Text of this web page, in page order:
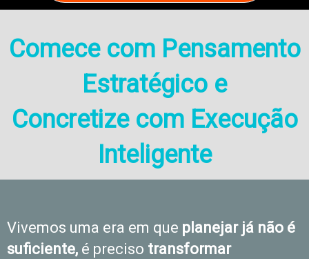
Comece com Pensamento
Estratégico e
Concretize com Execução
Inteligente
Vivemos uma era em que planejar já não é
suficiente, é preciso transformar